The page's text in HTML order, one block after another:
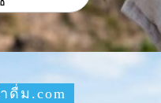
ดื่ม.com